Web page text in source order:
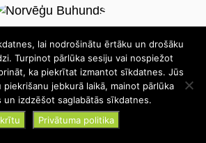
(Norwegian Buhund)
terjers(Norwich Terrier)
lai nodrošinātu ērtāku un drošāku
Turpinot pārlūka sesiju vai nospiežot
ka piekrītat izmantot sīkdatnes. Jūs
jebkurā laikā, mainot pārlūka
un izdzēšot saglabātās sīkdatnes.
Privātuma politika